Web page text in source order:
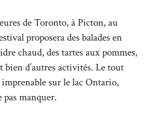
de Toronto, à Picton, au
proposera des balades en
chaud, des tartes aux pommes,
bien d’autres activités. Le tout
sur le lac Ontario,
manquer.